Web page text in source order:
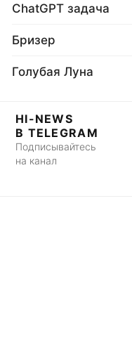
ChatGPT задача
Бризер
Голубая Луна
HI-NEWS
В TELEGRAM
Подписывайтесь
на канал